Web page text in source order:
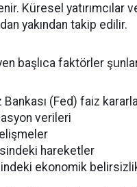
Küresel yatırımcılar
yakından takip edilir.
başlıca faktörler
(Fed) faiz
verileri
hareketler
ekonomik